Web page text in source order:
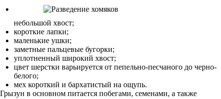
небольшой хвост;
короткие лапки;
маленькие ушки;
заметные пальцевые бугорки;
уплотненный широкий хвост;
цвет шерстки варьируется от пепельно-песчаного до черно-
белого;
мех короткий и бархатистый на ощупь.
Грызун в основном питается побегами, семенами, а также